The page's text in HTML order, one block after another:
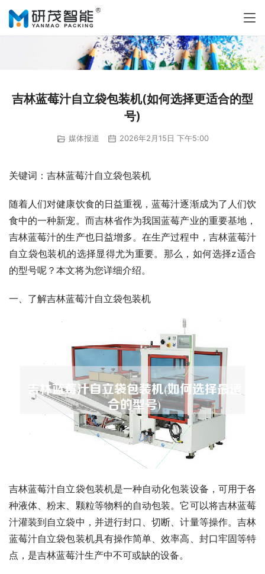
吉林蓝莓汁自立袋包装机(如何选择更适合的型
号)
媒体报道 2026年2月15日 下午5:00
关键词：吉林蓝莓汁自立袋包装机
随着人们对健康饮食的日益重视，蓝莓汁逐渐成为了人们饮
食中的一种新宠。而吉林省作为我国蓝莓产业的重要基地，
吉林蓝莓汁的生产也日益增多。在生产过程中，吉林蓝莓汁
自立袋包装机的选择显得尤为重要。那么，如何选择z适合
的型号呢？本文将为您详细介绍。
一、了解吉林蓝莓汁自立袋包装机
吉林蓝莓汁自立袋包装机是一种自动化包装设备，可用于各
种液体、粉末、颗粒等物料的自动包装。它可以将吉林蓝莓
汁灌装到自立袋中，并进行封口、切断、计量等操作。吉林
蓝莓汁自立袋包装机具有操作简单、效率高、封口牢固等特
点，是吉林蓝莓汁生产中不可或缺的设备。